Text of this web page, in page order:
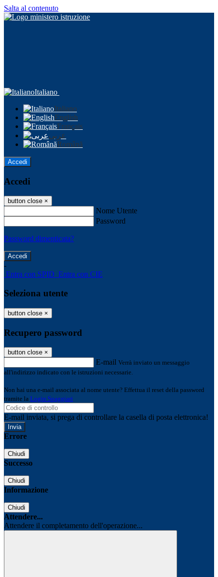
Salta al contenuto
Italiano
Italiano
English
Français
عربى
Română
Accedi
Accedi
button close ×
Nome Utente
Password
Password dimenticata?
-
Entra con SPID Entra con CIE
Seleziona utente
button close ×
Recupero password
button close ×
E-mail Verrà inviato un messaggio
all'indirizzo indicato con le istruzioni necessarie.
Non hai una e-mail associata al nome utente? Effettua il reset della password
tramite la Login Spaggiari
E-mail inviata, si prega di controllare la casella di posta elettronica!
Errore
Chiudi
Successo
Chiudi
Informazione
Chiudi
Attendere...
Attendere il completamento dell'operazione...